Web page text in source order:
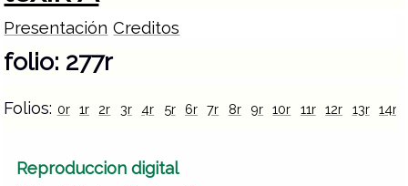
Presentación Creditos
folio: 277r
Folios: 0r 1r 2r 3r 4r 5r 6r 7r 8r 9r 10r 11r 12r 13r 14r
Reproduccion digital